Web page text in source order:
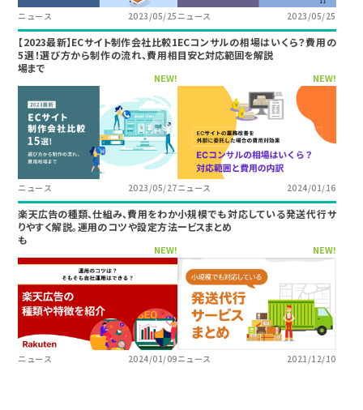
ニュース 2023/05/25 ニュース 2023/05/25
【2023最新】ECサイト制作会社比較1
5選！選び方から制作の流れ、費用相
場まで
NEW!
ニュース 2023/05/27
ECコンサルの相場はいくら？費用の
目安と対応範囲を解説
NEW!
ニュース 2024/01/16
楽天広告の種類、仕組み、費用をわか
りやすく解説。運用のコツや設定方法
も
NEW!
ニュース 2024/01/09
小規模でも対応している発送代行サ
ービスまとめ
NEW!
ニュース 2021/12/10